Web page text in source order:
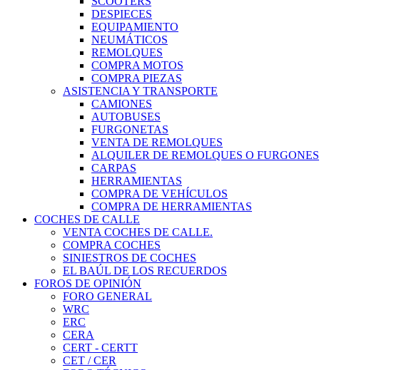
DESPIECES
EQUIPAMIENTO
NEUMÁTICOS
REMOLQUES
COMPRA MOTOS
COMPRA PIEZAS
ASISTENCIA Y TRANSPORTE
CAMIONES
AUTOBUSES
FURGONETAS
VENTA DE REMOLQUES
ALQUILER DE REMOLQUES O FURGONES
CARPAS
HERRAMIENTAS
COMPRA DE VEHÍCULOS
COMPRA DE HERRAMIENTAS
COCHES DE CALLE
VENTA COCHES DE CALLE.
COMPRA COCHES
SINIESTROS DE COCHES
EL BAÚL DE LOS RECUERDOS
FOROS DE OPINIÓN
FORO GENERAL
WRC
ERC
CERA
CERT - CERTT
CET / CER